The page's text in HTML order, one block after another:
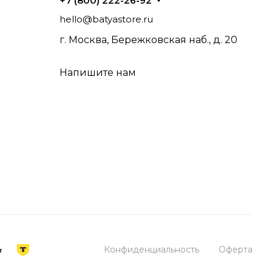
и использование
игре и длительный срок эксплуатации.
hello@batyastore.ru
г. Москва, Бережковская наб., д. 20
Напишите нам
Конфиденциальность Оферта